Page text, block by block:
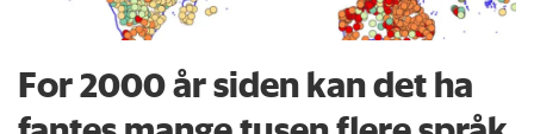
For 2000 år siden kan det ha